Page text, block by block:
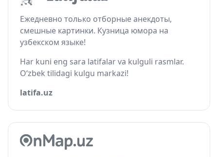
Ежедневно только отборные анекдоты,
смешные картинки. Кузница юмора на
узбекском языке!
Har kuni eng sara latifalar va kulguli rasmlar.
O‘zbek tilidagi kulgu markazi!
latifa.uz